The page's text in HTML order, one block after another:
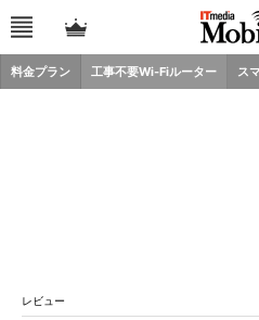
料金プラン 工事不要Wi-Fiルーター ス
レビュー